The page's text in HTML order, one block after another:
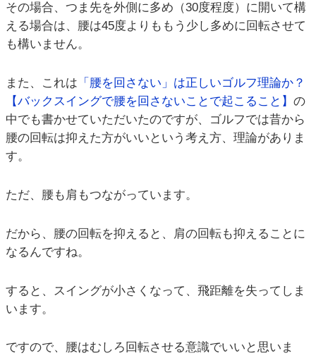
その場合、つま先を外側に多め（30度程度）に開いて構
える場合は、腰は45度よりももう少し多めに回転させて
も構いません。
また、これは 「腰を回さない」は正しいゴルフ理論か？
【バックスイングで腰を回さないことで起こること】 の
中でも書かせていただいたのですが、ゴルフでは昔から
腰の回転は抑えた方がいいという考え方、理論がありま
す。
ただ、腰も肩もつながっています。
だから、腰の回転を抑えると、肩の回転も抑えることに
なるんですね。
すると、スイングが小さくなって、飛距離を失ってしま
います。
ですので、腰はむしろ回転させる意識でいいと思いま